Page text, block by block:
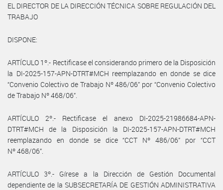
EL DIRECTOR DE LA DIRECCIÓN TÉCNICA SOBRE REGULACIÓN DEL
TRABAJO
DISPONE:
ARTÍCULO 1º.- Rectificase el considerando primero de la Disposición
la DI-2025-157-APN-DTRT#MCH reemplazando en donde se dice
“Convenio Colectivo de Trabajo Nº 486/06” por “Convenio Colectivo
de Trabajo Nº 468/06”.
ARTÍCULO 2º.- Rectificase el anexo DI-2025-21986684-APN-
DTRT#MCH de la Disposición la DI-2025-157-APN-DTRT#MCH
reemplazando en donde se dice “CCT Nº 486/06” por “CCT
Nº 468/06”.
ARTÍCULO 3º.- Gírese a la Dirección de Gestión Documental
dependiente de la SUBSECRETARÍA DE GESTIÓN ADMINISTRATIVA